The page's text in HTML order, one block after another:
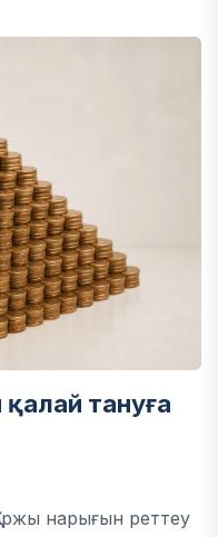
тануға
нарығын реттеу